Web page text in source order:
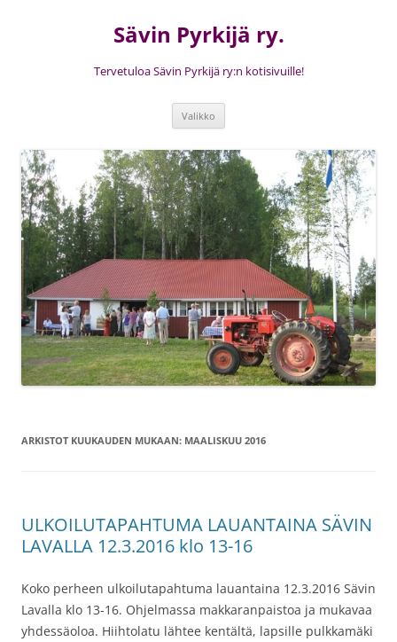
Sävin Pyrkijä ry.
Tervetuloa Sävin Pyrkijä ry:n kotisivuille!
Valikko
ARKISTOT KUUKAUDEN MUKAAN: MAALISKUU 2016
ULKOILUTAPAHTUMA LAUANTAINA SÄVIN
LAVALLA 12.3.2016 klo 13-16
Koko perheen ulkoilutapahtuma lauantaina 12.3.2016 Sävin
Lavalla klo 13-16. Ohjelmassa makkaranpaistoa ja mukavaa
yhdessäoloa. Hiihtolatu lähtee kentältä, lapsille pulkkamäki